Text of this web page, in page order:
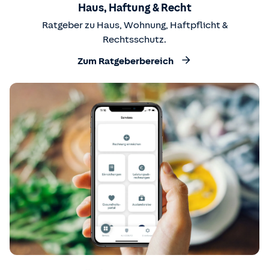
Haus, Haftung & Recht
Ratgeber zu Haus, Wohnung, Haftpflicht &
Rechtsschutz.
Zum Ratgeberbereich